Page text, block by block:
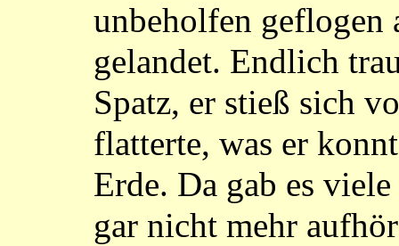
unbeholfen geflogen
gelandet. Endlich
Spatz, er stieß sich
flatterte, was er
Erde. Da gab es
gar nicht mehr